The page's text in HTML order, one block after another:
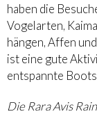
haben die
Vogelarten,
hängen, Affen
ist eine gute
entspannte
Die Rara Avis